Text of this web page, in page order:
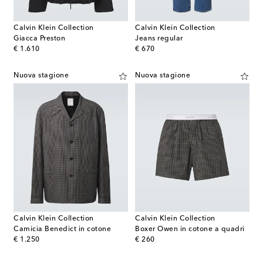
Calvin Klein Collection
Giacca Preston
€ 1.610
original price
Calvin Klein Collection
Jeans regular
€ 670
original price
Nuova stagione
Calvin Klein Collection
Camicia Benedict in cotone
€ 1.250
original price
Nuova stagione
Calvin Klein Collection
Boxer Owen in cotone a quadri
€ 260
original price